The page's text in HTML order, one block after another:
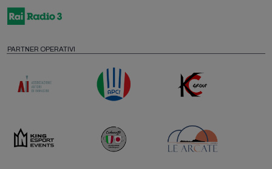
PARTNER OPERATIVI